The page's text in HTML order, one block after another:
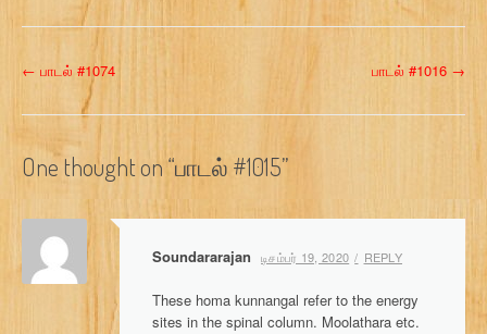
P
o
s
t
a
← பாடல் #1074 பாடல் #1016 →
One thought on “பாடல் #1015”
Soundararajan டிசம்பர் 19, 2020 REPLY
These homa kunnangal refer to the energy
sites in the spinal column. Moolathara etc.